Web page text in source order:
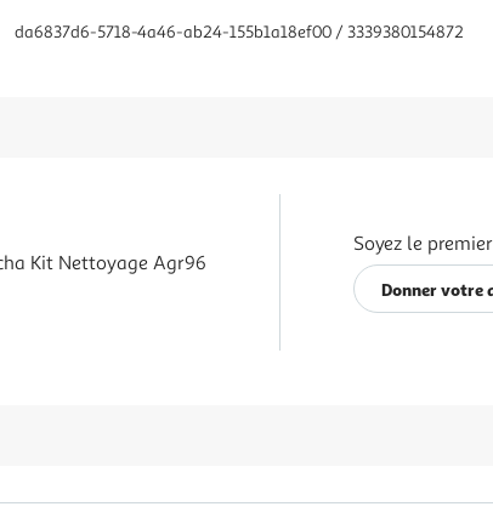
da6837d6-5718-4a46-ab24-155b1a18ef00 / 3339380154872
Kit Nettoyage Agr96
Soyez le
Donner votre